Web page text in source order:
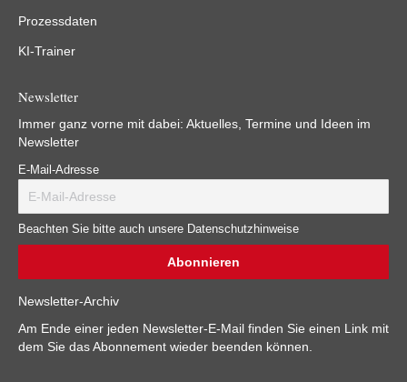
Prozessdaten
KI-Trainer
Newsletter
Immer ganz vorne mit dabei: Aktuelles, Termine und Ideen im
Newsletter
E-Mail-Adresse
Beachten Sie bitte auch unsere Datenschutzhinweise
Newsletter-Archiv
Am Ende einer jeden Newsletter-E-Mail finden Sie einen Link mit
dem Sie das Abonnement wieder beenden können.